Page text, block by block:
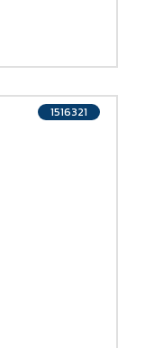
1516321